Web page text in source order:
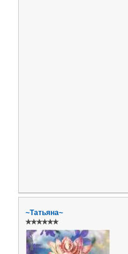
~Татьяна~
✯✯✯✯✯✯